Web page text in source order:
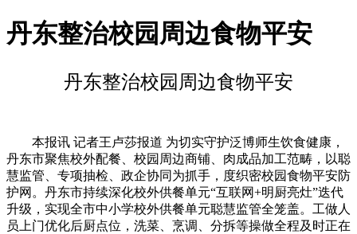
丹东整治校园周边食物平安
丹东整治校园周边食物平安
本报讯 记者王卢莎报道 为切实守护泛博师生饮食健康，
丹东市聚焦校外配餐、校园周边商铺、肉成品加工范畴，以聪
慧监管、专项抽检、政企协同为抓手，度织密校园食物平安防
护网。丹东市持续深化校外供餐单元“互联网+明厨亮灶”迭代
升级，实现全市中小学校外供餐单元聪慧监管全笼盖。工做人
员上门优化后厨点位，洗菜、烹调、分拆等操做全程及时正在